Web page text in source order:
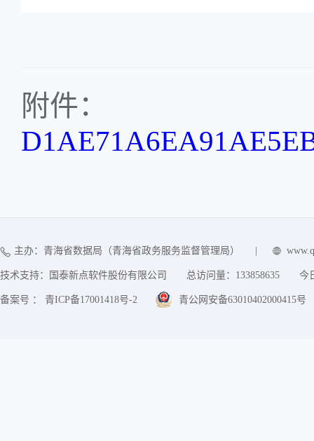
附件：
主办：青海省数据局（青海省政务服务监督管理局）
技术支持：国泰新点软件股份有限公司 总访问量： 133858635 今
备案号 ： 青ICP备17001418号-2 青公网安备63010402000415号